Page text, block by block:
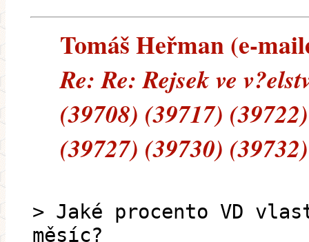
Tomáš Heřman (e-
Re: Re: Rejsek ve
(39708) (39717)
(39727) (39730)
> Jaké procento VD
měsíc?